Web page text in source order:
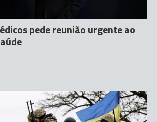
pede reunião urgente ao